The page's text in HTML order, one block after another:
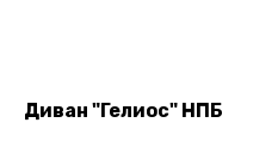
Диван "Гелиос" НПБ